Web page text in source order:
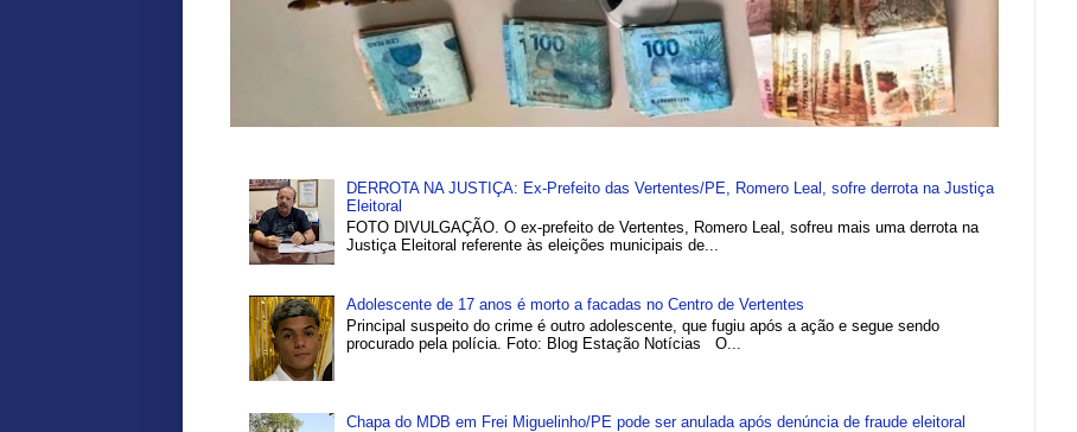
DERROTA NA JUSTIÇA: Ex-Prefeito das Vertentes/PE, Romero Leal, sofre derrota na Justiça
Eleitoral
FOTO DIVULGAÇÃO. O ex-prefeito de Vertentes, Romero Leal, sofreu mais uma derrota na
Justiça Eleitoral referente às eleições municipais de...
Adolescente de 17 anos é morto a facadas no Centro de Vertentes
Principal suspeito do crime é outro adolescente, que fugiu após a ação e segue sendo
procurado pela polícia. Foto: Blog Estação Notícias O...
Chapa do MDB em Frei Miguelinho/PE pode ser anulada após denúncia de fraude eleitoral